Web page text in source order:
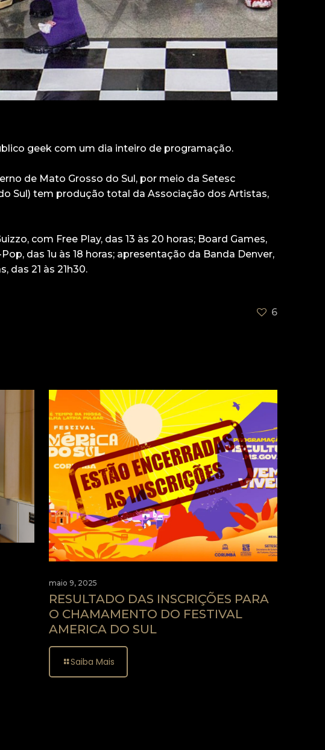
geek com um dia inteiro de programação.
de Mato Grosso do Sul, por meio da Setesc
Sul) tem produção total da Associação dos Artistas,
com Free Play, das 13 às 20 horas; Board Games,
das 1u às 18 horas; apresentação da Banda Denver,
das 21 às 21h30.
6
maio 9, 2025
RESULTADO DAS INSCRIÇÕES PARA
O CHAMAMENTO DO FESTIVAL
AMERICA DO SUL
Saiba Mais